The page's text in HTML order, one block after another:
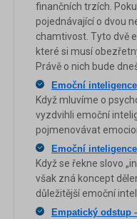
finančních trzích.
pojednávající o dvou
chamtivost. Tyto dvě
které si musí
Právě o nich bude
Emoční
Když mluvíme o
vyzdvihli emoční
pojmenovávat
Emoční
Když se řekne slovo
však zná koncept
důležitější emoční
Empatický odstup